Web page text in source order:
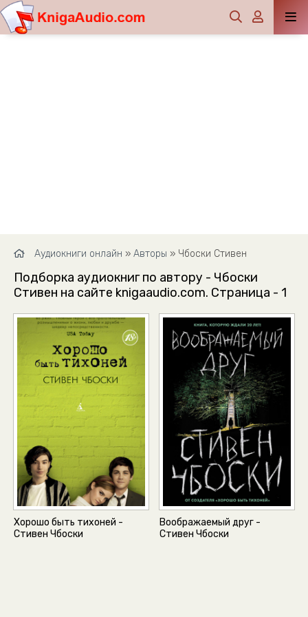
Аудиокниги онлайн » Авторы » Чбоски Стивен
Подборка аудиокниг по автору - Чбоски
Стивен на сайте knigaaudio.com. Страница - 1
Хорошо быть тихоней -
Стивен Чбоски
Воображаемый друг -
Стивен Чбоски